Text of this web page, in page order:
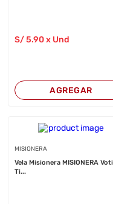
S/5.90 x Und
AGREGAR
MISIONERA
Vela Misionera MISIONERA
Ti...